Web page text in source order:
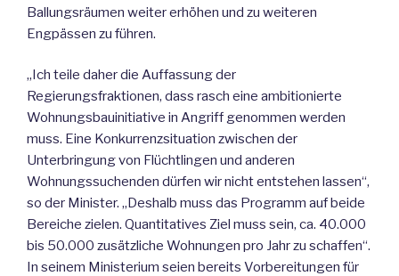
Ballungsräumen weiter erhöhen und zu weiteren
Engpässen zu führen.
„Ich teile daher die Auffassung der
Regierungsfraktionen, dass rasch eine ambitionierte
Wohnungsbauinitiative in Angriff genommen werden
muss. Eine Konkurrenzsituation zwischen der
Unterbringung von Flüchtlingen und anderen
Wohnungssuchenden dürfen wir nicht entstehen lassen“,
so der Minister. „Deshalb muss das Programm auf beide
Bereiche zielen. Quantitatives Ziel muss sein, ca. 40.000
bis 50.000 zusätzliche Wohnungen pro Jahr zu schaffen“.
In seinem Ministerium seien bereits Vorbereitungen für